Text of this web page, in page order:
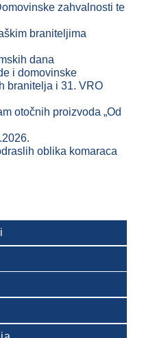
zahvalnosti te
braniteljima
dana
i domovinske
branitelja i 31. VRO
otočnih proizvoda „Od
oblika komaraca